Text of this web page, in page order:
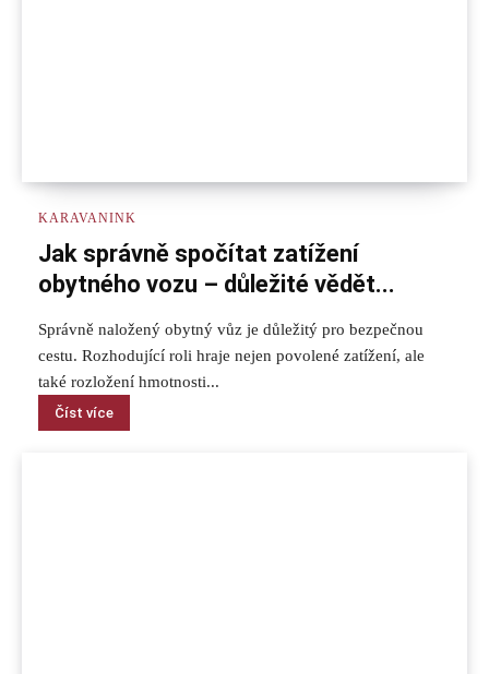
KARAVANINK
Jak správně spočítat zatížení
obytného vozu – důležité vědět...
Správně naložený obytný vůz je důležitý pro bezpečnou
cestu. Rozhodující roli hraje nejen povolené zatížení, ale
také rozložení hmotnosti...
Číst více